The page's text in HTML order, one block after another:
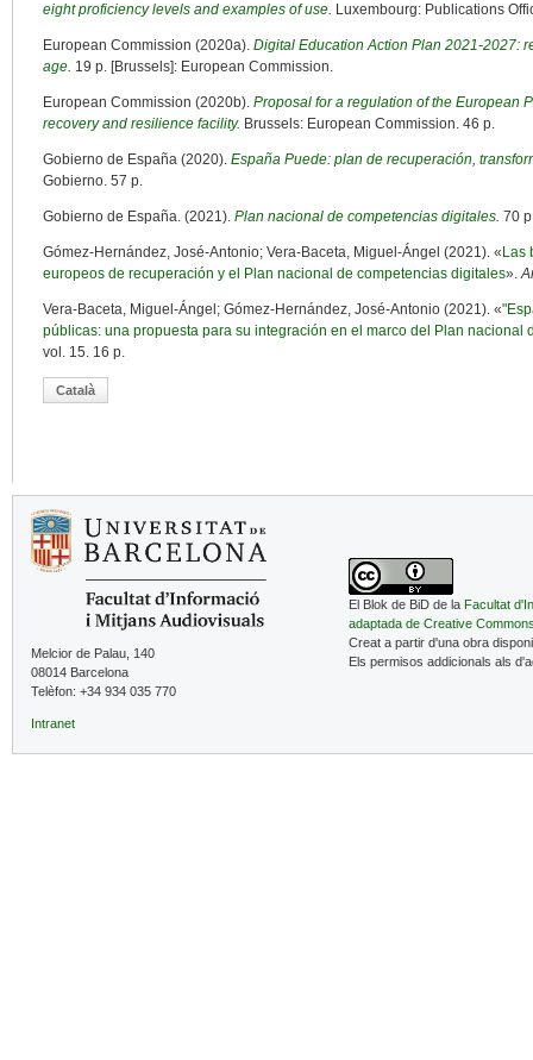
eight proficiency levels and examples of use. Luxembourg: Publications
European Commission (2020a). Digital Education Action Plan 2021-2027:
age. 19 p. [Brussels]: European Commission.
European Commission (2020b). Proposal for a regulation of the European
recovery and resilience facility. Brussels: European Commission. 46 p.
Gobierno de España (2020). España Puede: plan de recuperación,
Gobierno. 57 p.
Gobierno de España. (2021). Plan nacional de competencias digitales. 70
Gómez-Hernández, José-Antonio; Vera-Baceta, Miguel-Ángel (2021). « Las
europeos de recuperación y el Plan nacional de competencias digitales».
Vera-Baceta, Miguel-Ángel; Gómez-Hernández, José-Antonio (2021). «
públicas: una propuesta para su integración en el marco del Plan nacional
vol. 15. 16 p.
Català
Melcior de Palau, 140
08014 Barcelona
Telèfon: +34 934 035 770
Intranet
El Blok de BiD de la Facultat
adaptada de Creative
Creat a partir d'una obra
Els permisos addicionals als